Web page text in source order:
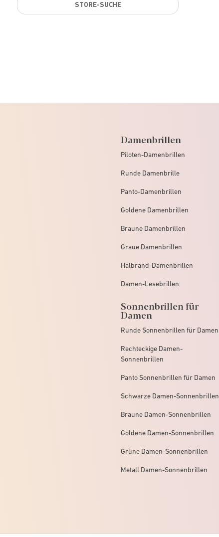
STORE-SUCHE
Damenbrillen
Piloten-Damenbrillen
Runde Damenbrille
Panto-Damenbrillen
Goldene Damenbrillen
Braune Damenbrillen
Graue Damenbrillen
Halbrand-Damenbrillen
Damen-Lesebrillen
Sonnenbrillen für
Damen
Runde Sonnenbrillen für Damen
Rechteckige Damen-
Sonnenbrillen
Panto Sonnenbrillen für Damen
Schwarze Damen-Sonnenbrillen
Braune Damen-Sonnenbrillen
Goldene Damen-Sonnenbrillen
Grüne Damen-Sonnenbrillen
Metall Damen-Sonnenbrillen